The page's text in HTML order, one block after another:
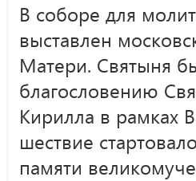
В соборе для
выставлен
Матери. Святыня
благословению
Кирилла в рамках
шествие
памяти